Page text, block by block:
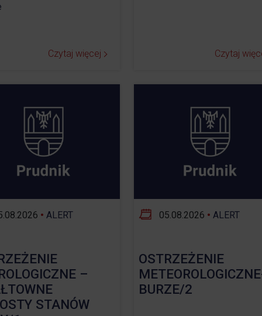
Czytaj więcej Czytaj
• ALERT
–
STANÓW
05.08.2026 • ALERT
OSTRZEŻENIE
BURZE/2